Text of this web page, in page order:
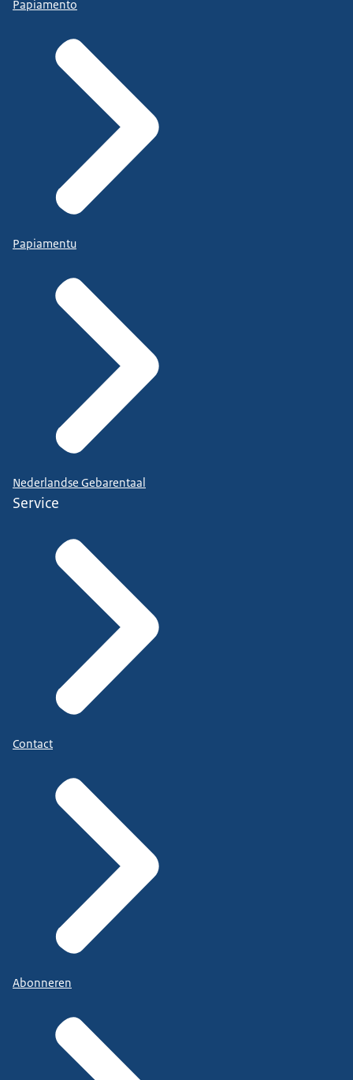
Papiamento
Papiamentu
Nederlandse Gebarentaal
Service
Contact
Abonneren